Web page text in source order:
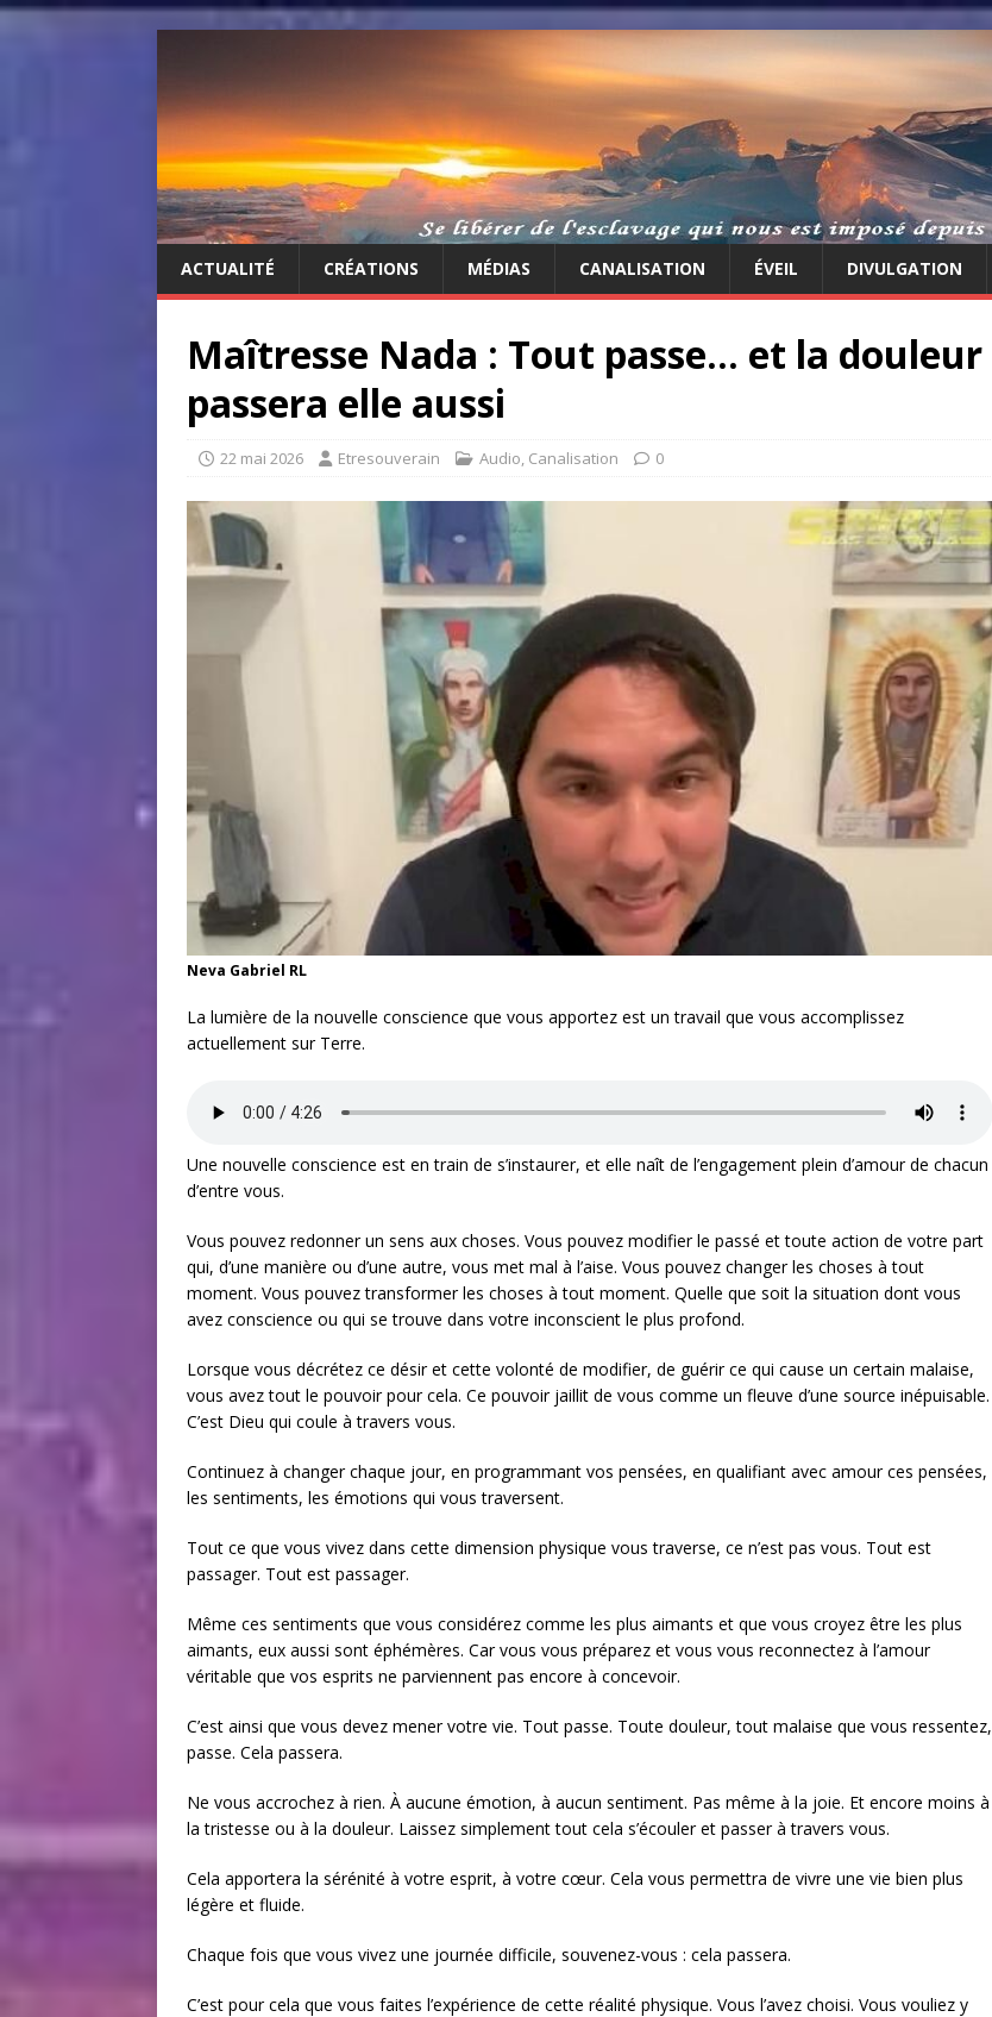
ACTUALITÉ CRÉATIONS MÉDIAS CANALISATION ÉVEIL DIVULGATION
Maîtresse Nada : Tout passe… et la douleur
passera elle aussi
22 mai 2026 Etresouverain Audio, Canalisation 0
Neva Gabriel RL
La lumière de la nouvelle conscience que vous apportez est un travail que vous accomplissez
actuellement sur Terre.
Une nouvelle conscience est en train de s’instaurer, et elle naît de l’engagement plein d’amour de chacun
d’entre vous.
Vous pouvez redonner un sens aux choses. Vous pouvez modifier le passé et toute action de votre part
qui, d’une manière ou d’une autre, vous met mal à l’aise. Vous pouvez changer les choses à tout
moment. Vous pouvez transformer les choses à tout moment. Quelle que soit la situation dont vous
avez conscience ou qui se trouve dans votre inconscient le plus profond.
Lorsque vous décrétez ce désir et cette volonté de modifier, de guérir ce qui cause un certain malaise,
vous avez tout le pouvoir pour cela. Ce pouvoir jaillit de vous comme un fleuve d’une source inépuisable.
C’est Dieu qui coule à travers vous.
Continuez à changer chaque jour, en programmant vos pensées, en qualifiant avec amour ces pensées,
les sentiments, les émotions qui vous traversent.
Tout ce que vous vivez dans cette dimension physique vous traverse, ce n’est pas vous. Tout est
passager. Tout est passager.
Même ces sentiments que vous considérez comme les plus aimants et que vous croyez être les plus
aimants, eux aussi sont éphémères. Car vous vous préparez et vous vous reconnectez à l’amour
véritable que vos esprits ne parviennent pas encore à concevoir.
C’est ainsi que vous devez mener votre vie. Tout passe. Toute douleur, tout malaise que vous ressentez,
passe. Cela passera.
Ne vous accrochez à rien. À aucune émotion, à aucun sentiment. Pas même à la joie. Et encore moins à
la tristesse ou à la douleur. Laissez simplement tout cela s’écouler et passer à travers vous.
Cela apportera la sérénité à votre esprit, à votre cœur. Cela vous permettra de vivre une vie bien plus
légère et fluide.
Chaque fois que vous vivez une journée difficile, souvenez-vous : cela passera.
C’est pour cela que vous faites l’expérience de cette réalité physique. Vous l’avez choisi. Vous vouliez y